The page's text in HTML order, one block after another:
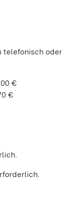
telefonisch oder
€
€